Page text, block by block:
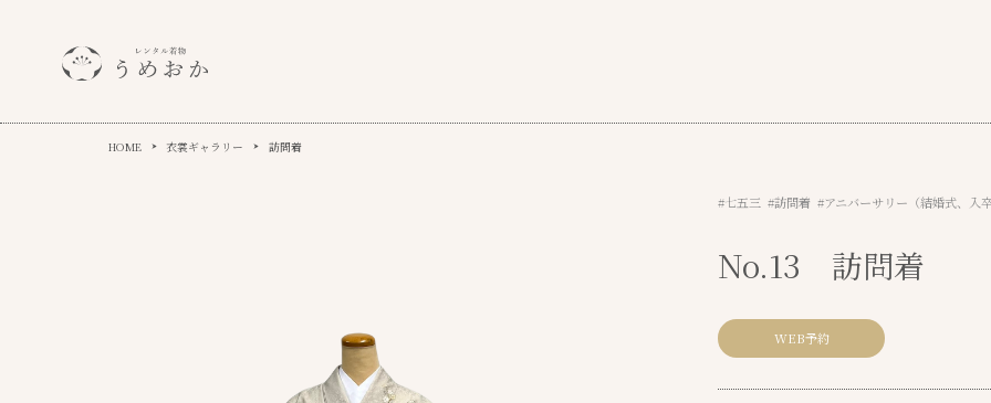
HOME 衣裳ギャラリー 訪問着
#七五三 #訪問着 #アニバーサリー（結婚式、入
No.13 訪問着
WEB予約